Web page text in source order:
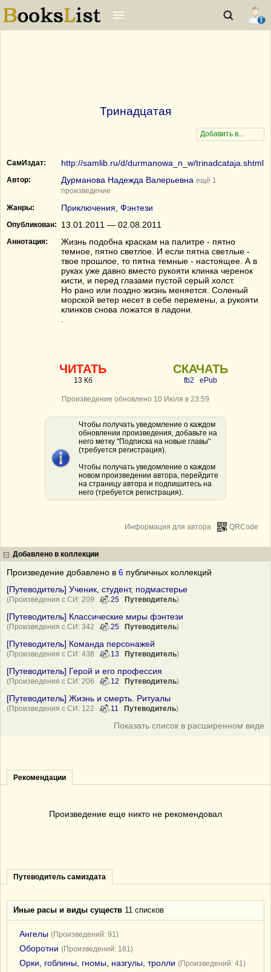
Тринадцатая
СамИздат: http://samlib.ru/d/durmanowa_n_w/trinadcataja.shtml
Автор: Дурманова Надежда Валерьевна ещё 1
произведение
Жанры:
Приключения Фэнтези
Опубликован: 13.01.2011 — 02.08.2011
Аннотация:
Жизнь подобна краскам на палитре - пятно
темное, пятно светлое. И если пятна светлые -
твое прошлое, то пятна темные - настоящее. А в
руках уже давно вместо рукояти клинка черенок
кисти, и перед глазами пустой серый холст.
Но рано или поздно жизнь меняется. Соленый
морской ветер несет в себе перемены, а рукояти
клинков снова ложатся в ладони.
ЧИТАТЬ
13 Кб
СКАЧАТЬ
fb2 ePub
Произведение обновлено 10 Июля в 23:59
Чтобы получать уведомление о каждом
обновлении произведения, добавьте на
него метку "Подписка на новые главы"
(требуется регистрация).
Чтобы получать уведомление о каждом
новом произведении автора, перейдите
на страницу автора и подпишитесь на
него (требуется регистрация).
QRCode
Информация для автора
Добавлено в коллекции
Произведение добавлено в 6 публичных коллекций
[Путеводитель] Ученик, студент, подмастерье
(Произведения с СИ: 209 25 Путеводитель)
[Путеводитель] Классические миры фэнтези
(Произведения с СИ: 342 25 Путеводитель)
[Путеводитель] Команда персонажей
(Произведения с СИ: 438 13 Путеводитель)
[Путеводитель] Герой и его профессия
(Произведения с СИ: 206 12 Путеводитель)
[Путеводитель] Жизнь и смерть. Ритуалы
(Произведения с СИ: 122 11 Путеводитель)
Показать список в расширенном виде
Рекомендации
Произведение еще никто не рекомендовал
Путеводитель самиздата
Иные расы и виды существ 11 списков
Ангелы (Произведений: 91)
Оборотни (Произведений: 181)
Орки, гоблины, гномы, назгулы, тролли (Произведений: 41)